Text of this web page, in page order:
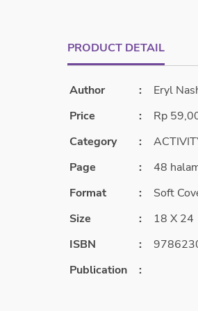
PRODUCT DETAIL
Author :
Eryl
Price
:
Rp
Category
:
Page
:
48
Format
:
Soft
Size
:
18 X 24
ISBN
:
Publication
: